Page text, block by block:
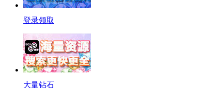
登录领取
大量钻石